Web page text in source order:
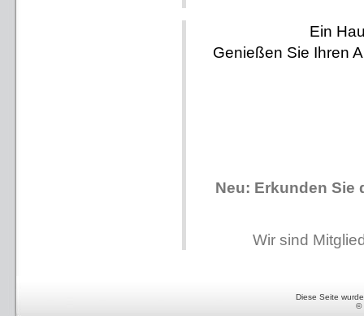
Ein
Genießen Sie Ihren
Neu: Erkunden
Wir sind
Diese Seite
©